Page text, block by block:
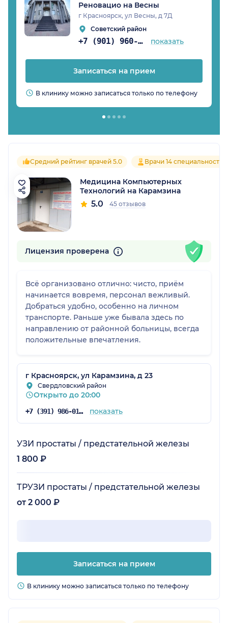
Реновацио на Весны
г Красноярск, ул Весны, д 7Д
Советский район
+7 (901) 960-85-97 показать
Записаться на прием
В клинику можно записаться только по телефону
Средний рейтинг врачей 5.0 Врачи 14 специальностей
Медицина Компьютерных
Технологий на Карамзина
5.0 45 отзывов
Лицензия проверена
Всё организовано отлично: чисто, приём
начинается вовремя, персонал вежливый.
Добраться удобно, особенно на личном
транспорте. Раньше уже бывала здесь по
направлению от районной больницы, всегда
положительные впечатления.
г Красноярск, ул Карамзина, д 23
Свердловский район
Открыто до 20:00
+7 (391) 986-01-59 показать
УЗИ простаты / предстательной железы
1 800 ₽
ТРУЗИ простаты / предстательной железы
от 2 000 ₽
Записаться на прием
В клинику можно записаться только по телефону